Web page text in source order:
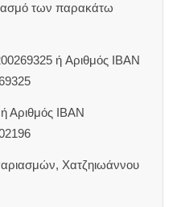
των παρακάτω
ή Aριθμός IBAN
Αριθμός IBAN
Χατζηιωάννου